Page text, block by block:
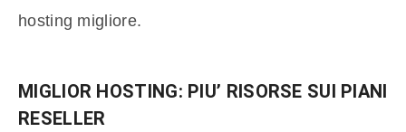
hosting migliore.
MIGLIOR HOSTING: PIU’ RISORSE SUI PIANI
RESELLER